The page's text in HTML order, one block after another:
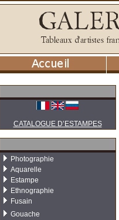
CATALOGUE D’ESTAMPES
Photographie
Aquarelle
Estampe
Ethnographie
Fusain
Gouache